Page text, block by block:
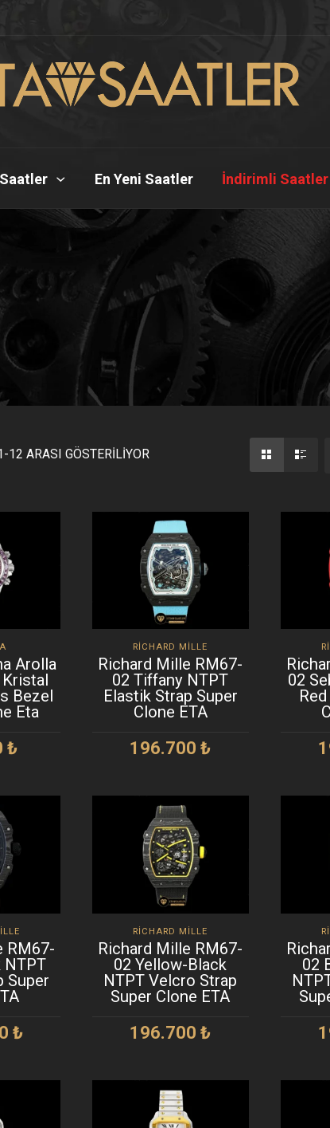
En Yeni Saatler İndirimli Saatler
12 ARASI GÖSTERILIYOR
Arolla
Bezel
Eta
₺
RICHARD MILLE
Richard Mille RM67-
02 Tiffany NTPT
Elastik Strap Super
Clone ETA
196.700₺
02
RM67-
NTPT
Super
₺
RICHARD MILLE
Richard Mille RM67-
02 Yellow-Black
NTPT Velcro Strap
Super Clone ETA
196.700₺
02